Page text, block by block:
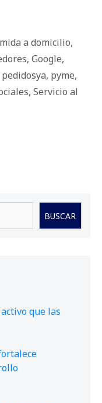
a domicilio,
, Google,
pedidosya, pyme,
, Servicio al
BUSCAR
que las